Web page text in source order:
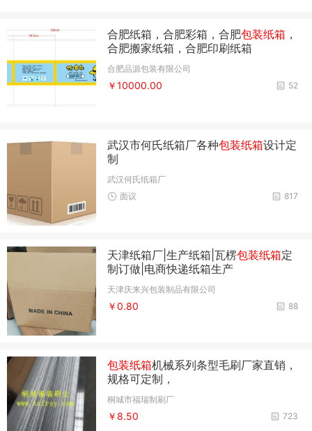
合肥纸箱，合肥彩箱，合肥包装纸箱 ，
合肥搬家纸箱，合肥印刷纸箱
合肥品源包装有限公司
52
￥10000.00
武汉市何氏纸箱厂各种包装纸箱设计定
制
武汉何氏纸箱厂
817
面议
天津纸箱厂|生产纸箱|瓦楞包装纸箱定
制订做|电商快递纸箱生产
天津庆来兴包装制品有限公司
88
￥0.80
包装纸箱机械系列条型毛刷厂家直销，
规格可定制，
桐城市福瑞制刷厂
723
￥8.50